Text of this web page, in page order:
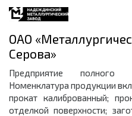
ОАО
Серова»
Предприятие полного
Номенклатура продукции
прокат калиброванный;
отделкой поверхности;